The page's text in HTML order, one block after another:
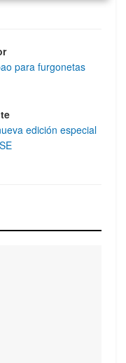
para furgonetas
edición especial